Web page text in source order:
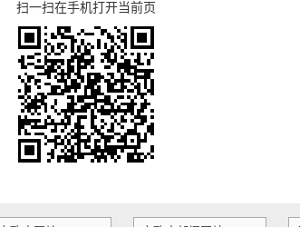
扫一扫在手机打开当前页